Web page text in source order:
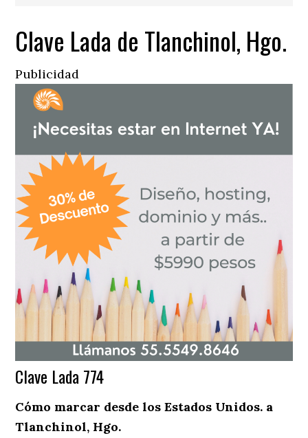
Clave Lada de Tlanchinol, Hgo.
Publicidad
Clave Lada 774
Cómo marcar desde los Estados Unidos. a
Tlanchinol, Hgo.